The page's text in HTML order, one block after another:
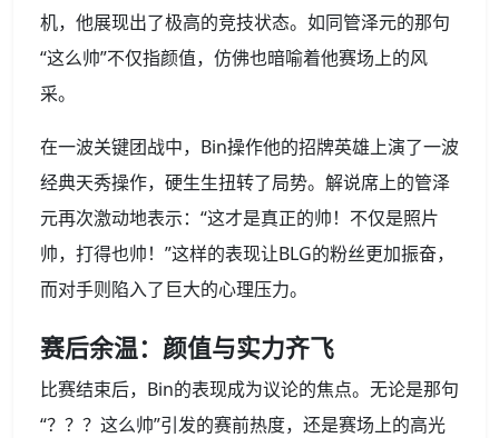
机，他展现出了极高的竞技状态。如同管泽元的那句
“这么帅”不仅指颜值，仿佛也暗喻着他赛场上的风
采。
在一波关键团战中，Bin操作他的招牌英雄上演了一波
经典天秀操作，硬生生扭转了局势。解说席上的管泽
元再次激动地表示：“这才是真正的帅！不仅是照片
帅，打得也帅！”这样的表现让BLG的粉丝更加振奋，
而对手则陷入了巨大的心理压力。
赛后余温：颜值与实力齐飞
比赛结束后，Bin的表现成为议论的焦点。无论是那句
“？？？这么帅”引发的赛前热度，还是赛场上的高光